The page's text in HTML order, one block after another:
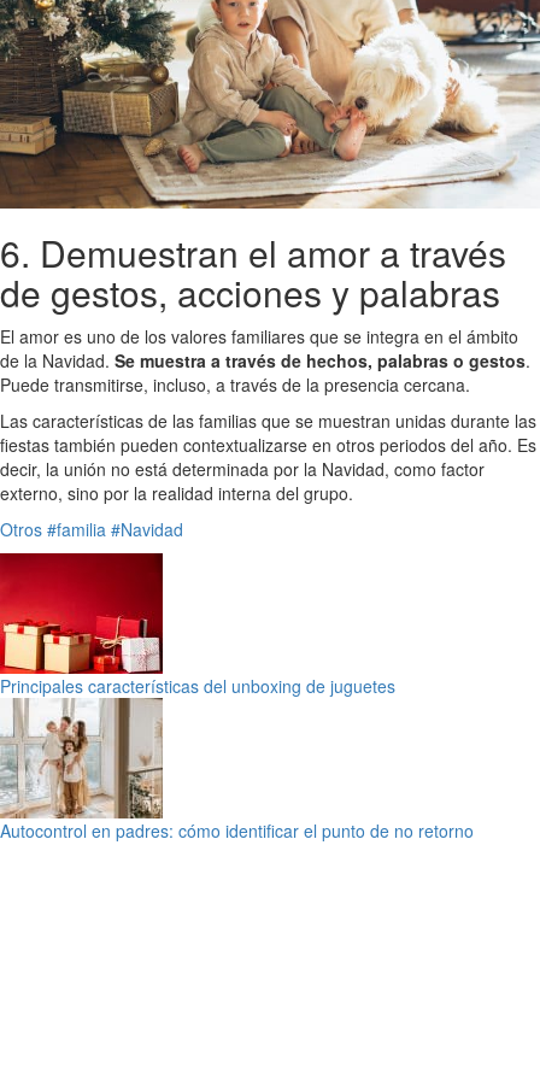
6. Demuestran el amor a través
de gestos, acciones y palabras
El amor es uno de los valores familiares que se integra en el ámbito
de la Navidad. Se muestra a través de hechos, palabras o gestos.
Puede transmitirse, incluso, a través de la presencia cercana.
Las características de las familias que se muestran unidas durante las
fiestas también pueden contextualizarse en otros periodos del año. Es
decir, la unión no está determinada por la Navidad, como factor
externo, sino por la realidad interna del grupo.
Otros #familia #Navidad
Principales características del unboxing de juguetes
Autocontrol en padres: cómo identificar el punto de no retorno